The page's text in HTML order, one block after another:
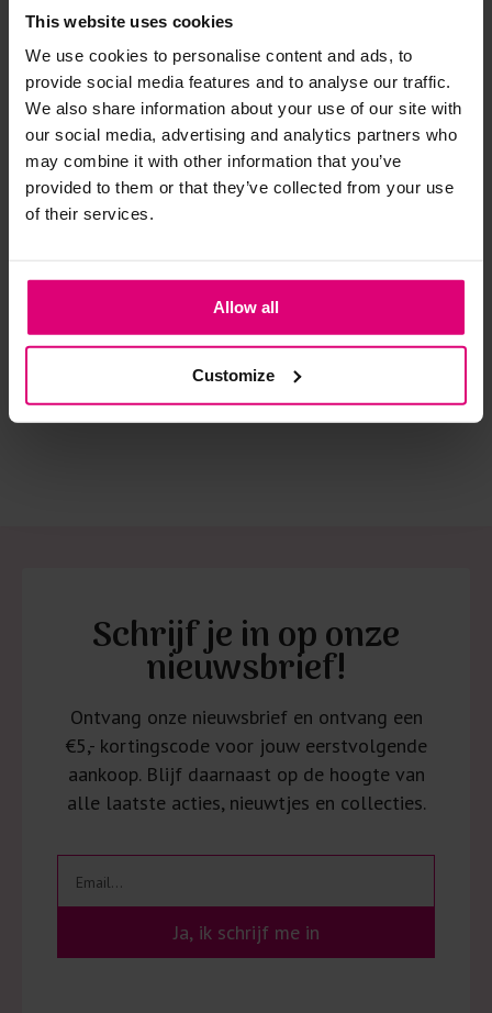
This website uses cookies
We use cookies to personalise content and ads, to
provide social media features and to analyse our traffic.
We also share information about your use of our site with
our social media, advertising and analytics partners who
may combine it with other information that you’ve
provided to them or that they’ve collected from your use
of their services.
Allow all
Customize
Strijkijzer/droogtrommel:
Kledingstukken met elastine zijn niet bestand tegen de hitte
van het strijkijzer en/of de droogtrommel. Ook in veel
spijkerbroeken is elastine (stretch) verwerkt en mogen dus
niet gestreken worden en/of in de droogtrommel.
Twijfels? Wij staan klaar voor advies op maat.
Barrel bruin
€ 169,90
Schrijf je in op onze
nieuwsbrief!
Ontvang onze nieuwsbrief en ontvang een
€5,- kortingscode voor jouw eerstvolgende
aankoop. Blijf daarnaast op de hoogte van
alle laatste acties, nieuwtjes en collecties.
Ja, ik schrijf me in